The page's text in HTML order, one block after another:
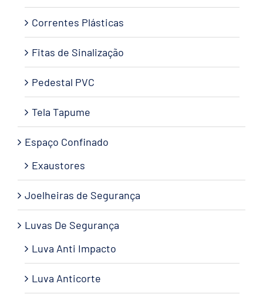
Correntes Plásticas
Fitas de Sinalização
Pedestal PVC
Tela Tapume
Espaço Confinado
Exaustores
Joelheiras de Segurança
Luvas De Segurança
Luva Anti Impacto
Luva Anticorte